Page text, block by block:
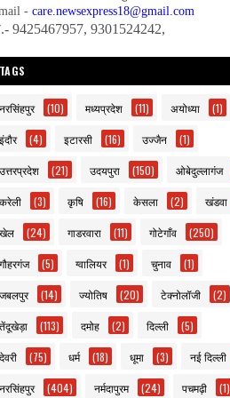
- care.newsexpress18@gmail.com
9425467957, 9301524242,
(10) मध्यप्रदेश (11) अयोध्या (1)
(4) इटारसी (16) उज्जैन (1)
(21) उदयपुरा (150) ओबेदुल्लागंज
(3) कृषि (16) केसला (2) खंडवा
(24) गाडरवारा (11) गोटेगाँव (250)
(5) ग्वालियर (1) चुनाव (1)
(14) ज्योतिष (20) टेक्नोलॉजी (2)
(113) दमोह (2) दिल्ली (5)
(75) धर्म (18) धूमा (3) नई दिल्ली
(404) नर्मदापुरम (24) पचमढ़ी (1)